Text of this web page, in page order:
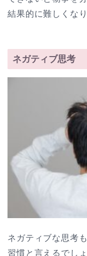
結果的に難しくなり
ネガティブ思考
ネガティブな思考
習慣と言えるでし